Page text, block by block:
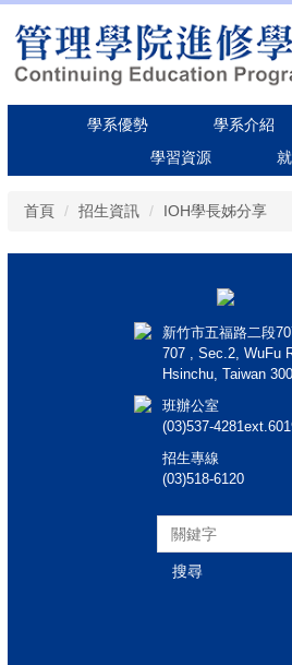
到
主
學系優勢 學系介紹
學習資源
首頁 招生資訊 IOH學長姊分享
新竹市五福路二段
707 , Sec.2, WuFu
Hsinchu, Taiwan
班辦公室
(03)537-
招生專線
(03)518-6120
搜尋